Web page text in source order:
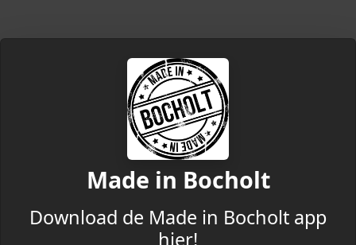
Made in Bocholt
Download de Made in Bocholt app
hier!